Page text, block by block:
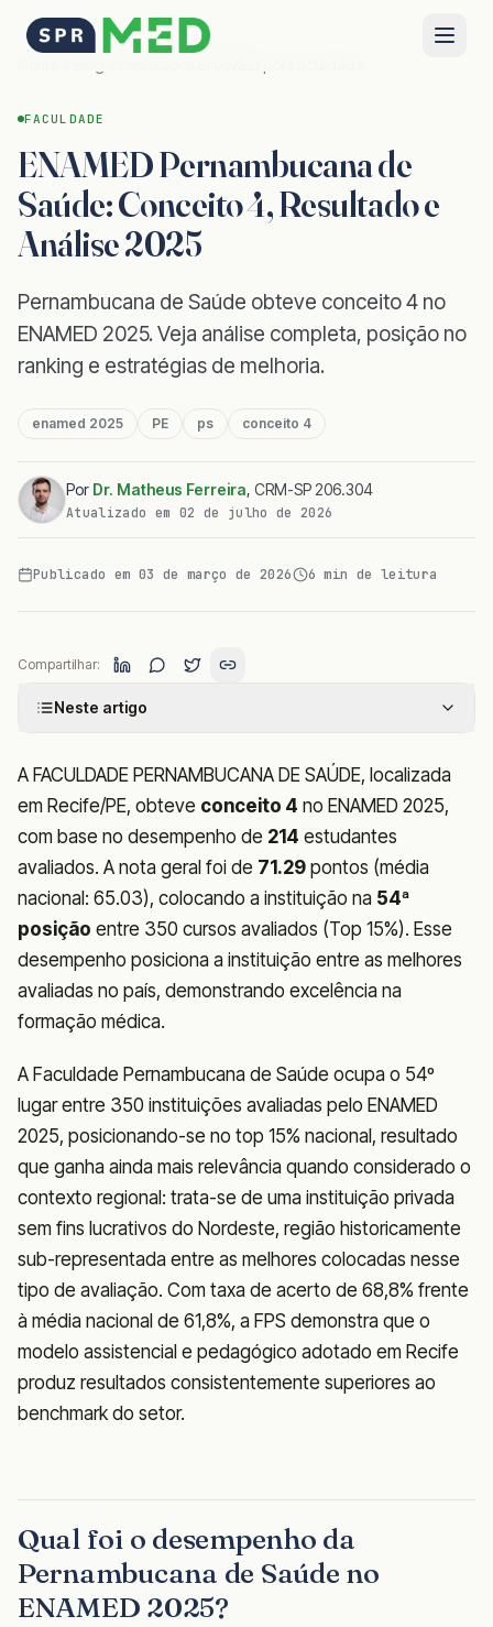
FACULDADE
ENAMED Pernambucana de
Saúde: Conceito 4, Resultado e
Análise 2025
Pernambucana de Saúde obteve conceito 4 no
ENAMED 2025. Veja análise completa, posição no
ranking e estratégias de melhoria.
enamed 2025 PE ps conceito 4
Por Dr. Matheus Ferreira, CRM-SP 206.304
Atualizado em 02 de julho de 2026
Publicado em 03 de março de 2026 6 min de leitura
Compartilhar:
Neste artigo
A FACULDADE PERNAMBUCANA DE SAÚDE, localizada
em Recife/PE, obteve conceito 4 no ENAMED 2025,
com base no desempenho de 214 estudantes
avaliados. A nota geral foi de 71.29 pontos (média
nacional: 65.03), colocando a instituição na 54ª
posição entre 350 cursos avaliados (Top 15%). Esse
desempenho posiciona a instituição entre as melhores
avaliadas no país, demonstrando excelência na
formação médica.
A Faculdade Pernambucana de Saúde ocupa o 54º
lugar entre 350 instituições avaliadas pelo ENAMED
2025, posicionando-se no top 15% nacional, resultado
que ganha ainda mais relevância quando considerado o
contexto regional: trata-se de uma instituição privada
sem fins lucrativos do Nordeste, região historicamente
sub-representada entre as melhores colocadas nesse
tipo de avaliação. Com taxa de acerto de 68,8% frente
à média nacional de 61,8%, a FPS demonstra que o
modelo assistencial e pedagógico adotado em Recife
produz resultados consistentemente superiores ao
benchmark do setor.
Qual foi o desempenho da
Pernambucana de Saúde no
ENAMED 2025?